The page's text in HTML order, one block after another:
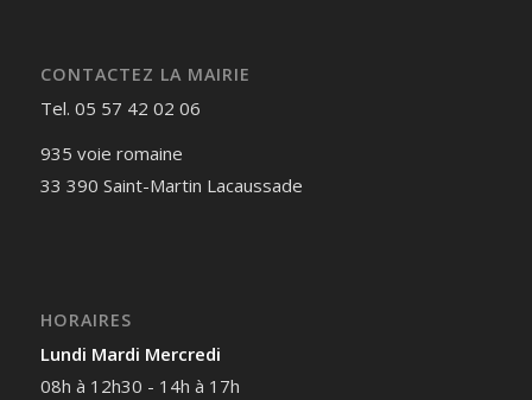
CONTACTEZ LA MAIRIE
Tel. 05 57 42 02 06
935 voie romaine
33 390 Saint-Martin Lacaussade
HORAIRES
Lundi Mardi Mercredi
08h à 12h30 - 14h à 17h